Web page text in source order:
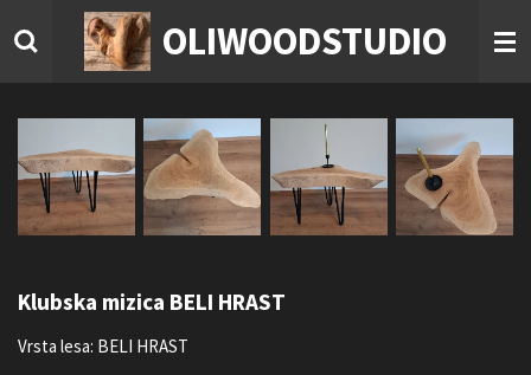
to
OLIWOODSTUDIO
Klubska mizica BELI HRAST
Vrsta lesa: BELI HRAST